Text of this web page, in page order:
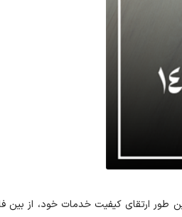
طور ارتقای کیفیت خدمات خود، از